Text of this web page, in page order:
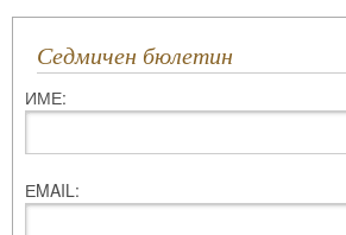
Седмичен бюлетин
ИМЕ:
ЕMAIL: